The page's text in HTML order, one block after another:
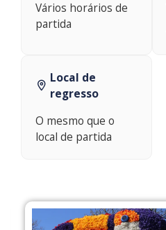
Vários horários de
partida
Local de
regresso
O mesmo que o
local de partida